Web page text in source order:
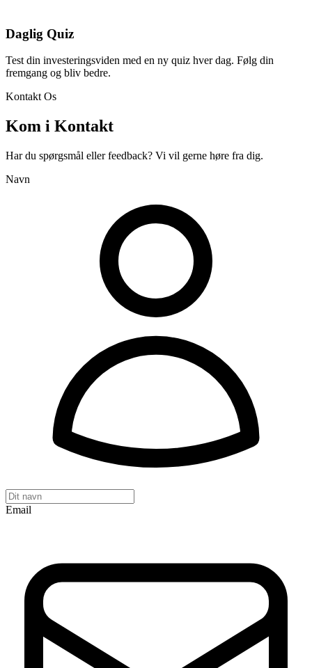
Daglig Quiz
Test din investeringsviden med en ny quiz hver dag. Følg din
fremgang og bliv bedre.
Kontakt Os
Kom i Kontakt
Har du spørgsmål eller feedback? Vi vil gerne høre fra dig.
Navn
Email